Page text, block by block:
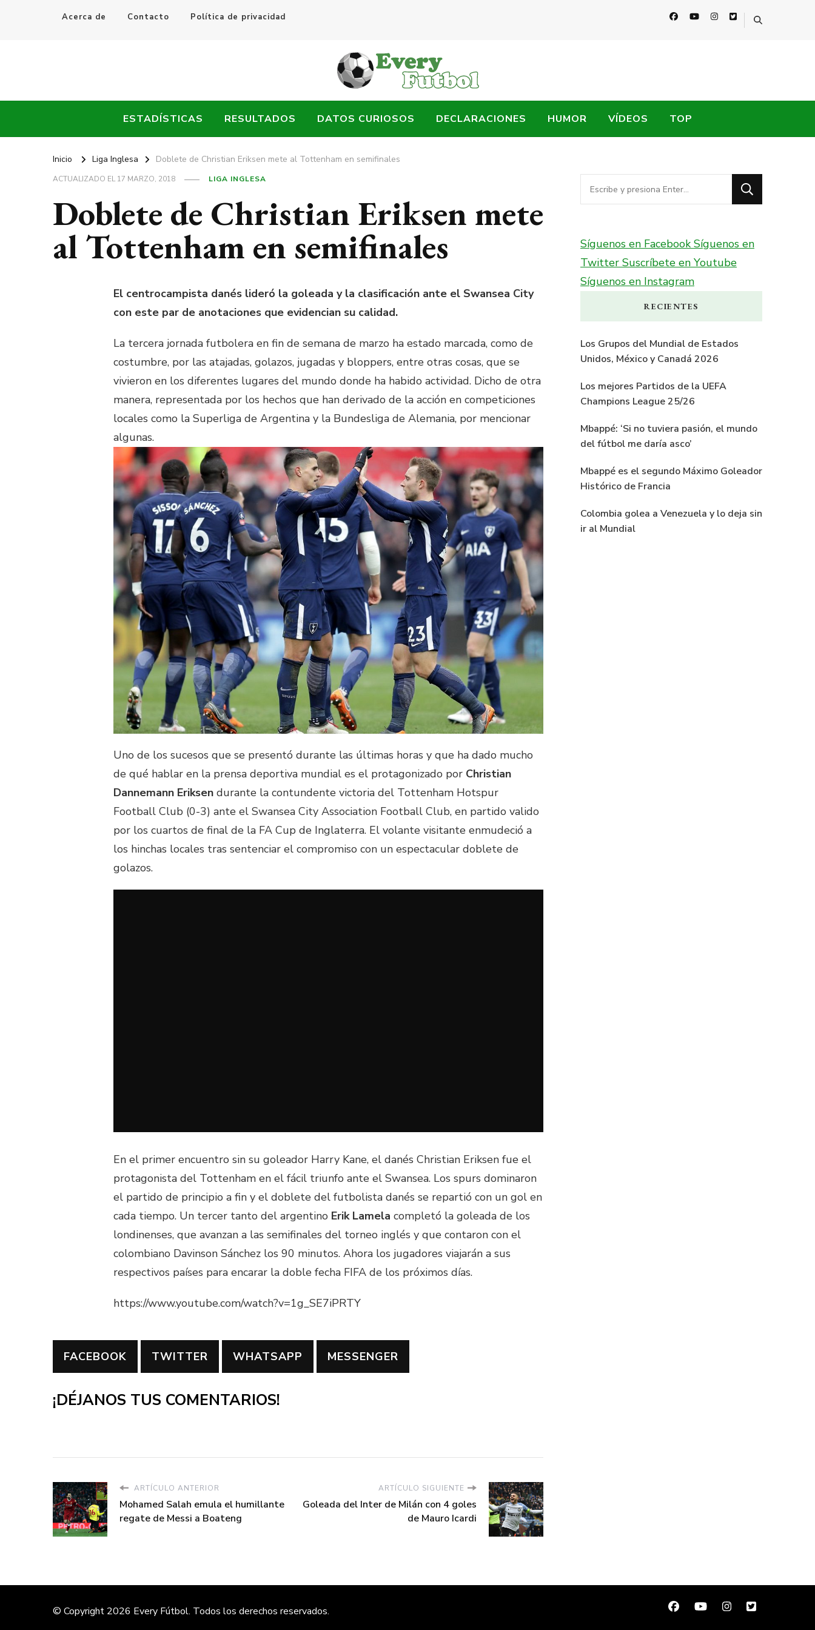
Acerca de Contacto Política de privacidad
Every Fútbol
ESTADÍSTICAS RESULTADOS DATOS CURIOSOS DECLARACIONES HUMOR VÍDEOS TOP
Inicio Liga Inglesa Doblete de Christian Eriksen mete al Tottenham en semifinales
ACTUALIZADO EL17 MARZO, 2018 LIGA INGLESA
Doblete de Christian Eriksen mete
al Tottenham en semifinales
El centrocampista danés lideró la goleada y la clasificación ante el Swansea City
con este par de anotaciones que evidencian su calidad.
La tercera jornada futbolera en fin de semana de marzo ha estado marcada, como de
costumbre, por las atajadas, golazos, jugadas y bloppers, entre otras cosas, que se
vivieron en los diferentes lugares del mundo donde ha habido actividad. Dicho de otra
manera, representada por los hechos que han derivado de la acción en competiciones
locales como la Superliga de Argentina y la Bundesliga de Alemania, por mencionar
algunas.
Uno de los sucesos que se presentó durante las últimas horas y que ha dado mucho
de qué hablar en la prensa deportiva mundial es el protagonizado por Christian
Dannemann Eriksen durante la contundente victoria del Tottenham Hotspur
Football Club (0-3) ante el Swansea City Association Football Club, en partido valido
por los cuartos de final de la FA Cup de Inglaterra. El volante visitante enmudeció a
los hinchas locales tras sentenciar el compromiso con un espectacular doblete de
golazos.
En el primer encuentro sin su goleador Harry Kane, el danés Christian Eriksen fue el
protagonista del Tottenham en el fácil triunfo ante el Swansea. Los spurs dominaron
el partido de principio a fin y el doblete del futbolista danés se repartió con un gol en
cada tiempo. Un tercer tanto del argentino Erik Lamela completó la goleada de los
londinenses, que avanzan a las semifinales del torneo inglés y que contaron con el
colombiano Davinson Sánchez los 90 minutos. Ahora los jugadores viajarán a sus
respectivos países para encarar la doble fecha FIFA de los próximos días.
https://www.youtube.com/watch?v=1g_SE7iPRTY
FACEBOOK TWITTER WHATSAPP MESSENGER
¡DÉJANOS TUS COMENTARIOS!
ARTÍCULO ANTERIOR
Mohamed Salah emula el humillante
regate de Messi a Boateng
ARTÍCULO SIGUIENTE
Goleada del Inter de Milán con 4 goles
de Mauro Icardi
¿Buscas
algo?
Síguenos en FacebookSíguenos en
Twitter Suscríbete en Youtube
Síguenos en Instagram
RECIENTES
Los Grupos del Mundial de Estados
Unidos, México y Canadá 2026
Los mejores Partidos de la UEFA
Champions League 25/26
Mbappé: ‘Si no tuviera pasión, el mundo
del fútbol me daría asco’
Mbappé es el segundo Máximo Goleador
Histórico de Francia
Colombia golea a Venezuela y lo deja sin
ir al Mundial
© Copyright 2026 Every Fútbol. Todos los derechos reservados.